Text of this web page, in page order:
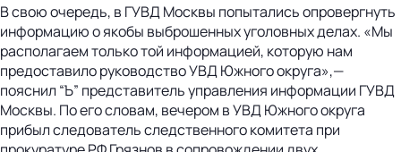
В свою очередь, в ГУВД Москвы попытались опровергнуть
информацию о якобы выброшенных уголовных делах. «Мы
располагаем только той информацией, которую нам
предоставило руководство УВД Южного округа»,—
пояснил “Ъ” представитель управления информации ГУВД
Москвы. По его словам, вечером в УВД Южного округа
прибыл следователь следственного комитета при